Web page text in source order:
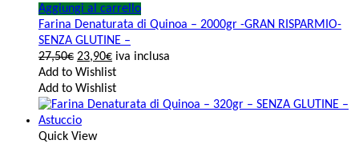
Aggiungi al carrello
Farina Denaturata di Quinoa – 2000gr -GRAN RISPARMIO-
SENZA GLUTINE –
27,50€ 23,90€ iva inclusa
Add to Wishlist
Add to Wishlist
Quick View